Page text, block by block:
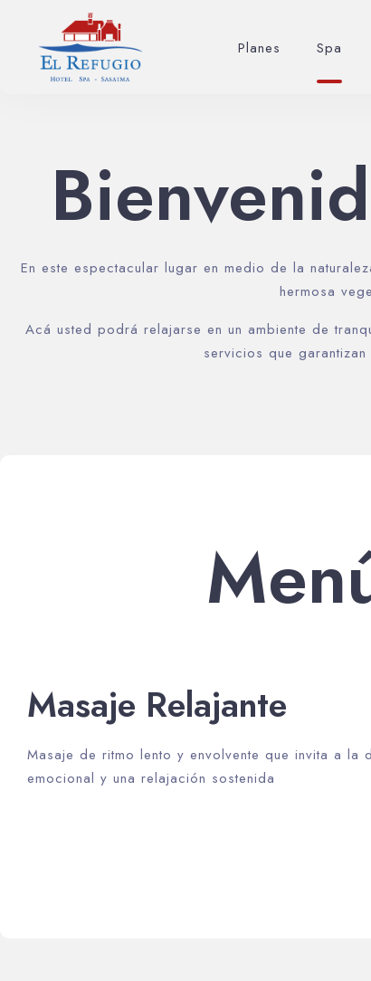
Planes Spa
En este espectacular lugar en medio de la
hermosa
Acá usted podrá relajarse en un ambiente de
servicios que
Masaje Relajante
Masaje de ritmo lento y envolvente que invita a la
emocional y una relajación sostenida